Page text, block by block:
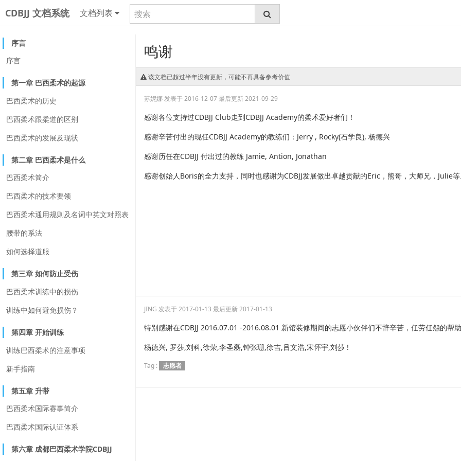
CDBJJ 文档系统 文档列表
序言
序言
第一章 巴西柔术的起源
巴西柔术的历史
巴西柔术跟柔道的区别
巴西柔术的发展及现状
第二章 巴西柔术是什么
巴西柔术简介
巴西柔术的技术要领
巴西柔术通用规则及名词中英文对照表
腰带的系法
如何选择道服
第三章 如何防止受伤
巴西柔术训练中的损伤
训练中如何避免损伤？
第四章 开始训练
训练巴西柔术的注意事项
新手指南
第五章 升带
巴西柔术国际赛事简介
巴西柔术国际认证体系
第六章 成都巴西柔术学院CDBJJ
鸣谢
该文档已超过半年没有更新，可能不再具备参考价值
苏妮娜发表于 2016-12-07最后更新 2021-09-29
感谢各位支持过CDBJJ Club走到CDBJJ Academy的柔术爱好者们！
感谢辛苦付出的现任CDBJJ Academy的教练们：Jerry , Rocky(石学良), 杨德兴
感谢历任在CDBJJ 付出过的教练 Jamie, Antion, Jonathan
感谢创始人Boris的全力支持，同时也感谢为CDBJJ发展做出卓越贡献的Eric，熊哥，大师兄，Julie等
JING 发表于 2017-01-13 最后更新 2017-01-13
特别感谢在CDBJJ 2016.07.01 -2016.08.01 新馆装修期间的志愿小伙伴们不辞辛苦，任劳任怨的帮助
杨德兴, 罗莎,刘科,徐荣,李圣磊,钟张珊,徐吉,吕文浩,宋怀宇,刘莎 !
Tag : 志愿者